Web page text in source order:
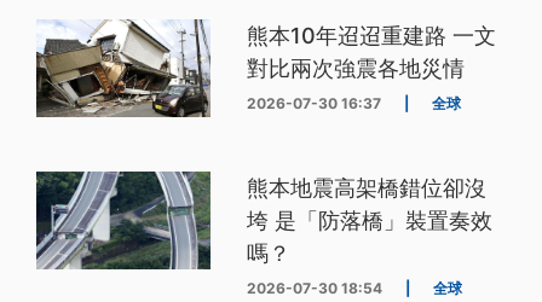
熊本10年迢迢重建路 一文
對比兩次強震各地災情
2026-07-30 16:37 全球
熊本地震高架橋錯位卻沒
垮 是「防落橋」裝置奏效
嗎？
2026-07-30 18:54 全球